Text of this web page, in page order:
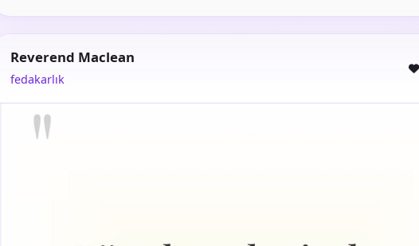
Reverend Maclean
fedakarlık